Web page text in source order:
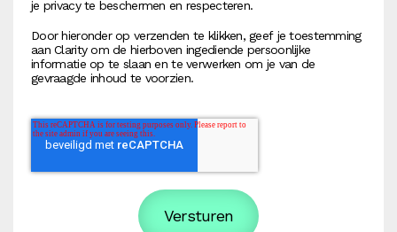
je privacy te beschermen en respecteren.
Door hieronder op verzenden te klikken, geef je toestemming
aan Clarity om de hierboven ingediende persoonlijke
informatie op te slaan en te verwerken om je van de
gevraagde inhoud te voorzien.